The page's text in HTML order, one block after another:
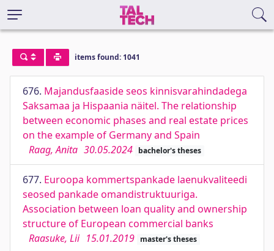
items found: 1041
676. Majandusfaaside seos kinnisvarahindadega
Saksamaa ja Hispaania näitel. The relationship
between economic phases and real estate prices
on the example of Germany and Spain
Raag, Anita 30.05.2024 bachelor's theses
677. Euroopa kommertspankade laenukvaliteedi
seosed pankade omandistruktuuriga.
Association between loan quality and ownership
structure of European commercial banks
Raasuke, Lii 15.01.2019 master's theses